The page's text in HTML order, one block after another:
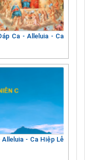
Ca - Alleluia - Ca
- Ca Hiệp Lễ